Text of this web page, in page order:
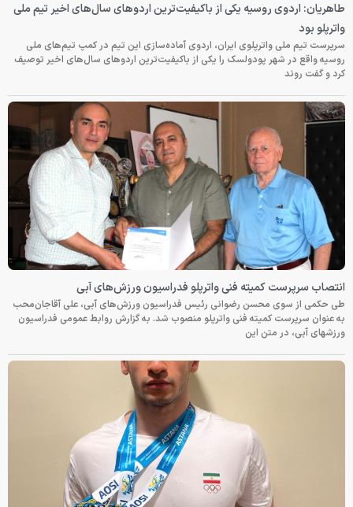
طاهریان: اردوی روسیه یکی از باکیفیت‌ترین اردوهای سال‌های اخیر تیم ملی
واترپلو بود
سرپرست تیم ملی واترپلوی ایران، اردوی آماده‌سازی این تیم در کمپ تیم‌های ملی
روسیه واقع در شهر پودولسک را یکی از باکیفیت‌ترین اردوهای سال‌های اخیر توصیف
کرد و گفت روند
انتصاب سرپرست کمیته فنی واترپلو فدراسیون ورزش‌های آبی
طی حکمی از سوی محسن رضوانی رئیس فدراسیون ورزش‌های آبی، علی آقاجان‌محب
به عنوان سرپرست کمیته فنی واترپلو منصوب شد. به گزارش روابط عمومی فدراسیون
ورزشهای آبی، در متن این